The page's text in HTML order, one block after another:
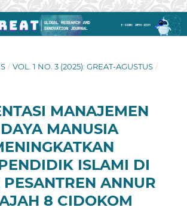
/ VOL. 1 NO. 3 (2025): GREAT-AGUSTUS /
MANAJEMEN
MANUSIA
ISLAMI DI
ANNUR
8 CIDOKOM